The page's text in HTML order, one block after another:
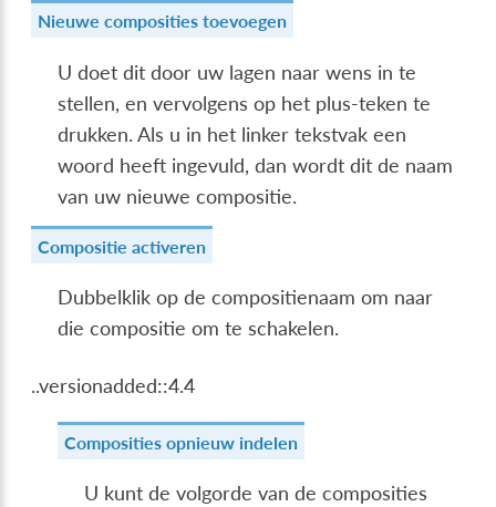
Nieuwe composities toevoegen
U doet dit door uw lagen naar wens in te
stellen, en vervolgens op het plus-teken te
drukken. Als u in het linker tekstvak een
woord heeft ingevuld, dan wordt dit de naam
van uw nieuwe compositie.
Compositie activeren
Dubbelklik op de compositienaam om naar
die compositie om te schakelen.
..versionadded::4.4
Composities opnieuw indelen
U kunt de volgorde van de composities